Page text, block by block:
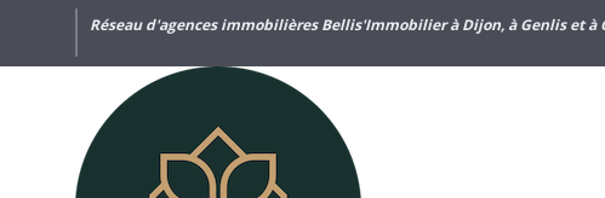
Réseau d'agences immobilières Bellis'Immobilier à Dijon, à Genlis et à